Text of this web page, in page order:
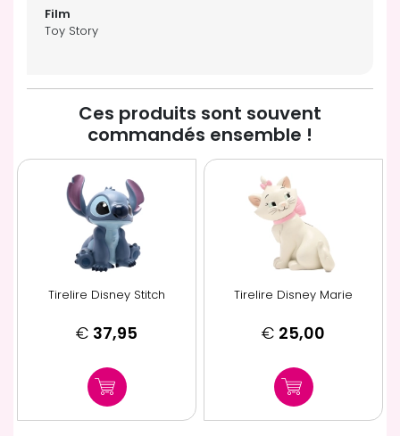
Toy Story
Ces produits sont souvent
commandés ensemble !
Tirelire Disney Stitch
€ 37,95
Tirelire Disney Marie
€ 25,00